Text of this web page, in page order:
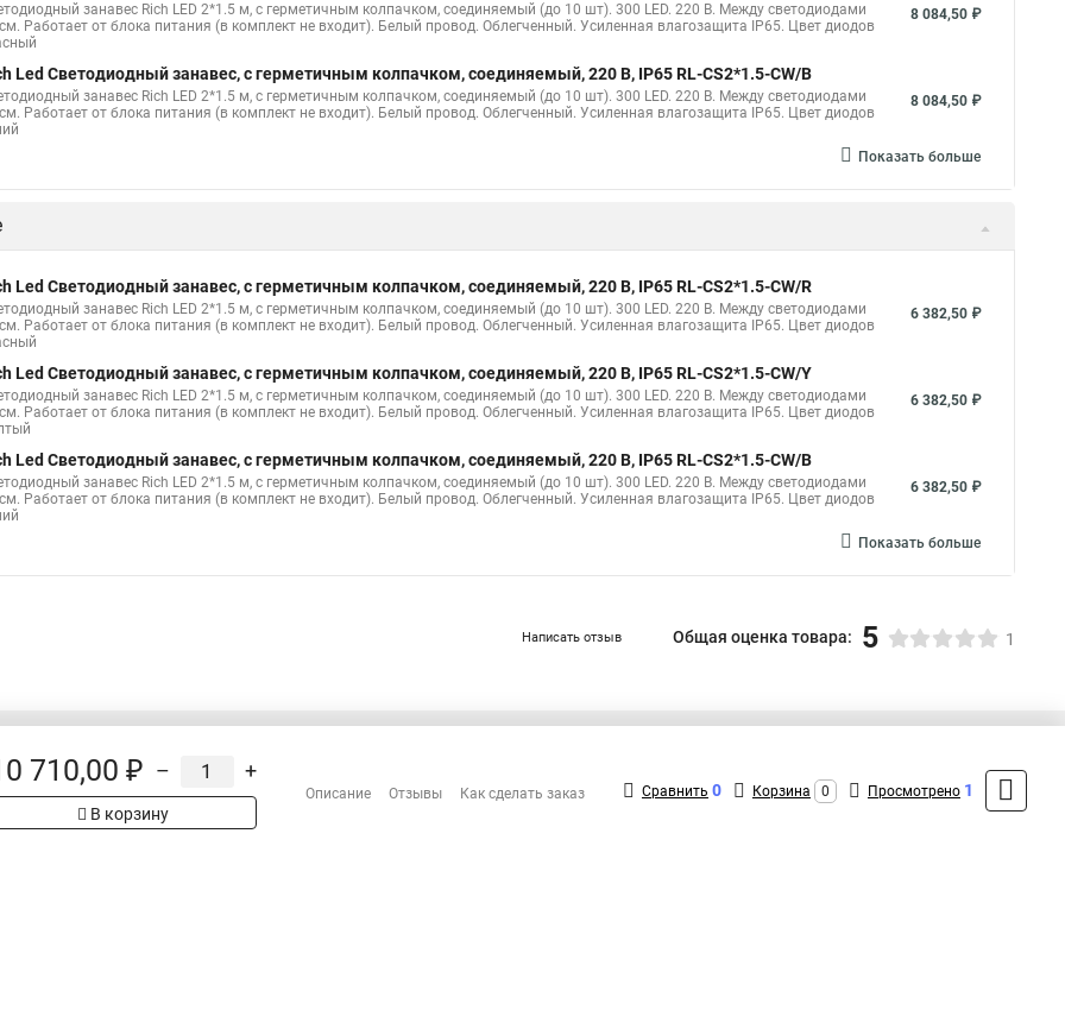
занавес Rich LED 2*1.5 м, с герметичным колпачком, соединяемый (до 10 шт). 300 LED. 220 В. Между светодиодами
Работает от блока питания (в комплект не входит). Белый провод. Облегченный. Усиленная влагозащита IP65. Цвет диодов
8 084,50 ₽
Led Светодиодный занавес, с герметичным колпачком, соединяемый, 220 В, IP65 RL-CS2*1.5-CW/B
занавес Rich LED 2*1.5 м, с герметичным колпачком, соединяемый (до 10 шт). 300 LED. 220 В. Между светодиодами
Работает от блока питания (в комплект не входит). Белый провод. Облегченный. Усиленная влагозащита IP65. Цвет диодов
8 084,50 ₽
Показать больше
Led Светодиодный занавес, с герметичным колпачком, соединяемый, 220 В, IP65 RL-CS2*1.5-CW/R
занавес Rich LED 2*1.5 м, с герметичным колпачком, соединяемый (до 10 шт). 300 LED. 220 В. Между светодиодами
Работает от блока питания (в комплект не входит). Белый провод. Облегченный. Усиленная влагозащита IP65. Цвет диодов
6 382,50 ₽
Led Светодиодный занавес, с герметичным колпачком, соединяемый, 220 В, IP65 RL-CS2*1.5-CW/Y
занавес Rich LED 2*1.5 м, с герметичным колпачком, соединяемый (до 10 шт). 300 LED. 220 В. Между светодиодами
Работает от блока питания (в комплект не входит). Белый провод. Облегченный. Усиленная влагозащита IP65. Цвет диодов
6 382,50 ₽
Led Светодиодный занавес, с герметичным колпачком, соединяемый, 220 В, IP65 RL-CS2*1.5-CW/B
занавес Rich LED 2*1.5 м, с герметичным колпачком, соединяемый (до 10 шт). 300 LED. 220 В. Между светодиодами
Работает от блока питания (в комплект не входит). Белый провод. Облегченный. Усиленная влагозащита IP65. Цвет диодов
6 382,50 ₽
Показать больше
Написать отзыв Общая оценка товара: 5 1
на сайте имеет
товар
Сотрудничество
+7 (495) 432-43-43
MAX: +7 (991) 298-43-12
710,00 ₽ – +
В корзину
Описание Отзывы Как сделать заказ Сравнить 0 Корзина 0 Просмотрено 1